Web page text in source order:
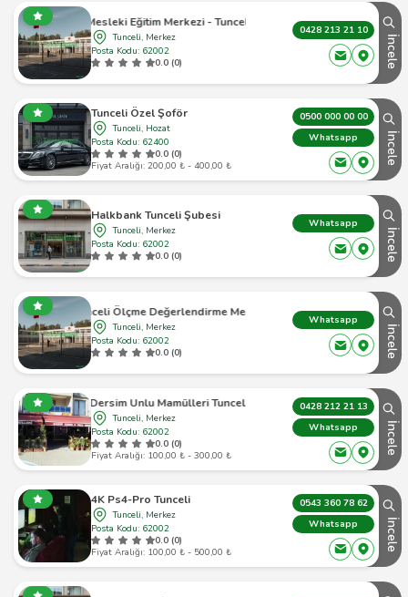
Tunceli Mesleki Eğitim Merkezi - Tunceli Merkez - 1
Tunceli, Merkez
Posta Kodu: 62002
0.0 (0)
0428 213 21 10
İncele
Tunceli Özel Şoför
Tunceli, Hozat
Posta Kodu: 62400
0.0 (0)
Fiyat Aralığı: 200,00 ₺ - 400,00 ₺
0500 000 00 00
Whatsapp
İncele
Halkbank Tunceli Şubesi
Tunceli, Merkez
Posta Kodu: 62002
0.0 (0)
Whatsapp
İncele
Tunceli Ölçme Değerlendirme Merkezi
Tunceli, Merkez
Posta Kodu: 62002
0.0 (0)
Whatsapp
İncele
Dersim Unlu Mamülleri Tunceli
Tunceli, Merkez
Posta Kodu: 62002
0.0 (0)
Fiyat Aralığı: 100,00 ₺ - 300,00 ₺
0428 212 21 13
Whatsapp
İncele
4K Ps4-Pro Tunceli
Tunceli, Merkez
Posta Kodu: 62002
0.0 (0)
Fiyat Aralığı: 100,00 ₺ - 500,00 ₺
0543 360 78 62
Whatsapp
İncele